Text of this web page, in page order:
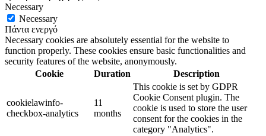
Necessary
Necessary
Πάντα ενεργό
Necessary cookies are absolutely essential for the website to
function properly. These cookies ensure basic functionalities and
security features of the website, anonymously.
Cookie
Duration Description
cookielawinfo-
checkbox-analytics
11
months
This cookie is set by GDPR
Cookie Consent plugin. The
cookie is used to store the user
consent for the cookies in the
category "Analytics".